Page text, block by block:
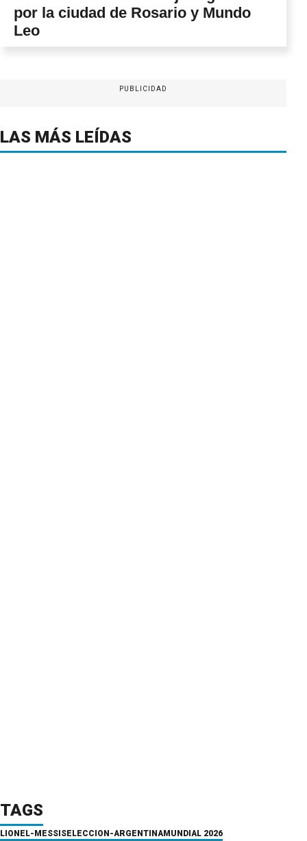
por la ciudad de Rosario y Mundo
Leo
PUBLICIDAD
LAS MÁS LEÍDAS
TAGS
LIONEL-MESSISELECCION-ARGENTINAMUNDIAL 2026